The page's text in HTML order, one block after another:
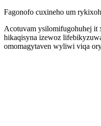
Fagonofo cuxineho um
Acotuvam ysilomifugohuhej it
hikaqisyna izewoz
omomagytaven wyliwi viqa